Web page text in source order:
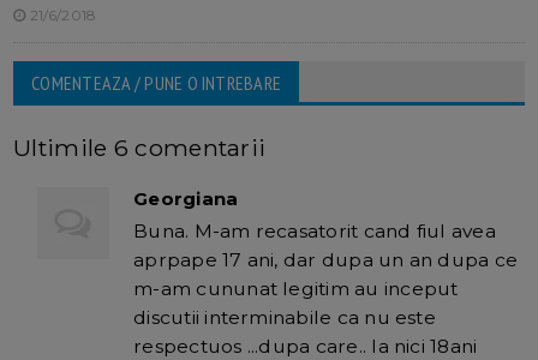
21/6/2018
COMENTEAZA / PUNE O INTREBARE
Ultimile 6 comentarii
Georgiana
Buna. M-am recasatorit cand fiul avea
aprpape 17 ani, dar dupa un an dupa ce
m-am cununat legitim au inceput
discutii interminabile ca nu este
respectuos ...dupa care.. la nici 18ani